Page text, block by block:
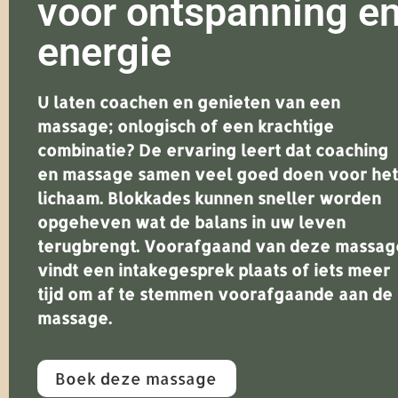
voor ontspanning
energie
U laten coachen en genieten van een
massage; onlogisch of een krachtige
combinatie? De ervaring leert dat coaching
en massage samen veel goed doen voor het
lichaam. Blokkades kunnen sneller worden
opgeheven wat de balans in uw leven
terugbrengt. Voorafgaand van deze
vindt een intakegesprek plaats of iets meer
tijd om af te stemmen voorafgaande aan de
massage.
Boek deze massage